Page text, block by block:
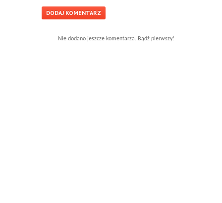
Nie dodano jeszcze komentarza. Bądź pierwszy!